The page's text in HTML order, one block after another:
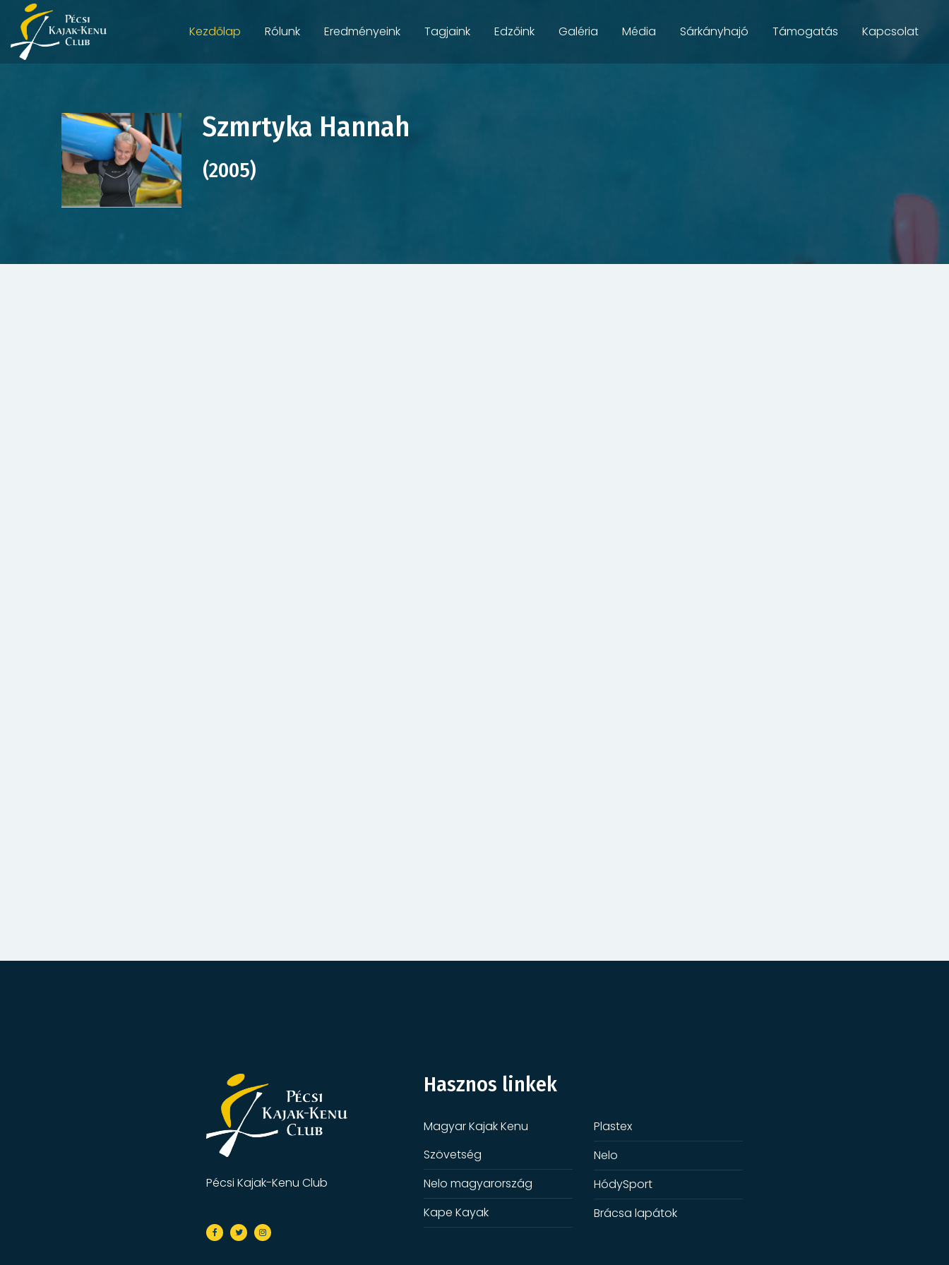
Kezdőlap Rólunk Eredményeink Tagjaink Edzőink Galéria Média Sárkányhajó Támogatás Kapcsolat
Szmrtyka Hannah
(2005)
Pécsi Kajak-Kenu Club
Hasznos linkek
Magyar Kajak Kenu
Szövetség
Nelo magyarország
Kape Kayak
Plastex
Nelo
HódySport
Brácsa lapátok